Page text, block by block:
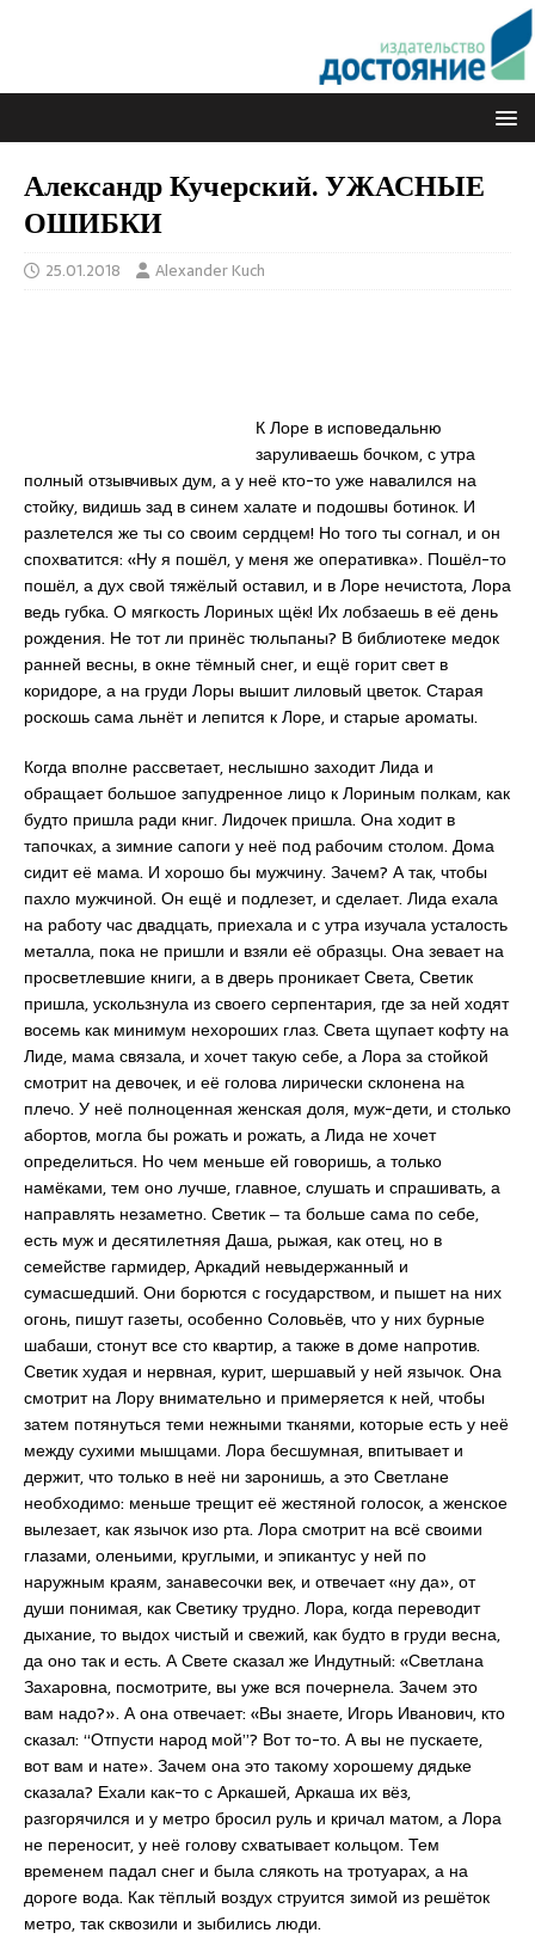
Александр Кучерский. УЖАСНЫЕ
ОШИБКИ
25.01.2018 Alexander Kuch
К Лоре в исповедальню
заруливаешь бочком, с утра
полный отзывчивых дум, а у неё кто-то уже навалился на
стойку, видишь зад в синем халате и подошвы ботинок. И
разлетелся же ты со своим сердцем! Но того ты согнал, и он
спохватится: «Ну я пошёл, у меня же оперативка». Пошёл-то
пошёл, а дух свой тяжёлый оставил, и в Лоре нечистота, Лора
ведь губка. О мягкость Лориных щёк! Их лобзаешь в её день
рождения. Не тот ли принёс тюльпаны? В библиотеке медок
ранней весны, в окне тёмный снег, и ещё горит свет в
коридоре, а на груди Лоры вышит лиловый цветок. Старая
роскошь сама льнёт и лепится к Лоре, и старые ароматы.
Когда вполне рассветает, неслышно заходит Лида и
обращает большое запудренное лицо к Лориным полкам, как
будто пришла ради книг. Лидочек пришла. Она ходит в
тапочках, а зимние сапоги у неё под рабочим столом. Дома
сидит её мама. И хорошо бы мужчину. Зачем? А так, чтобы
пахло мужчиной. Он ещё и подлезет, и сделает. Лида ехала
на работу час двадцать, приехала и с утра изучала усталость
металла, пока не пришли и взяли её образцы. Она зевает на
просветлевшие книги, а в дверь проникает Света, Светик
пришла, ускользнула из своего серпентария, где за ней ходят
восемь как минимум нехороших глаз. Света щупает кофту на
Лиде, мама связала, и хочет такую себе, а Лора за стойкой
смотрит на девочек, и её голова лирически склонена на
плечо. У неё полноценная женская доля, муж-дети, и столько
абортов, могла бы рожать и рожать, а Лида не хочет
определиться. Но чем меньше ей говоришь, а только
намёками, тем оно лучше, главное, слушать и спрашивать, а
направлять незаметно. Светик ‒ та больше сама по себе,
есть муж и десятилетняя Даша, рыжая, как отец, но в
семействе гармидер, Аркадий невыдержанный и
сумасшедший. Они борются с государством, и пышет на них
огонь, пишут газеты, особенно Соловьёв, что у них бурные
шабаши, стонут все сто квартир, а также в доме напротив.
Светик худая и нервная, курит, шершавый у ней язычок. Она
смотрит на Лору внимательно и примеряется к ней, чтобы
затем потянуться теми нежными тканями, которые есть у неё
между сухими мышцами. Лора бесшумная, впитывает и
держит, что только в неё ни заронишь, а это Светлане
необходимо: меньше трещит её жестяной голосок, а женское
вылезает, как язычок изо рта. Лора смотрит на всё своими
глазами, оленьими, круглыми, и эпикантус у ней по
наружным краям, занавесочки век, и отвечает «ну да», от
души понимая, как Светику трудно. Лора, когда переводит
дыхание, то выдох чистый и свежий, как будто в груди весна,
да оно так и есть. А Свете сказал же Индутный: «Светлана
Захаровна, посмотрите, вы уже вся почернела. Зачем это
вам надо?». А она отвечает: «Вы знаете, Игорь Иванович, кто
сказал: “Отпусти народ мой”? Вот то-то. А вы не пускаете,
вот вам и нате». Зачем она это такому хорошему дядьке
сказала? Ехали как-то с Аркашей, Аркаша их вёз,
разгорячился и у метро бросил руль и кричал матом, а Лора
не переносит, у неё голову схватывает кольцом. Тем
временем падал снег и была слякоть на тротуарах, а на
дороге вода. Как тёплый воздух струится зимой из решёток
метро, так сквозили и зыбились люди.